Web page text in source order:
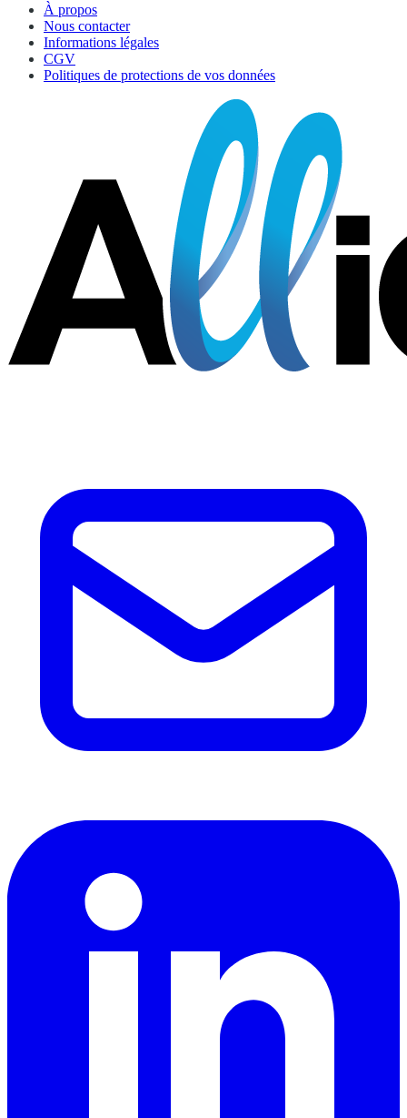
À propos
Nous contacter
Informations légales
CGV
Politiques de protections de vos données